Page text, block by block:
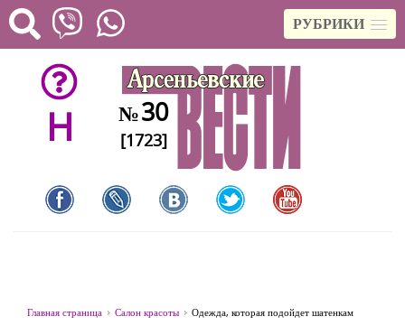
РУБРИКИ
H №30
[1723]
Главная страница Салон красоты Одежда, которая подойдет шатенкам